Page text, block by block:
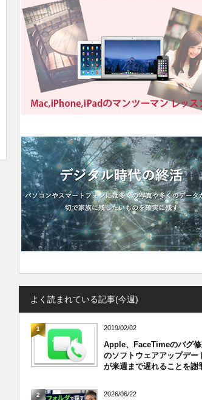
よく読まれている記事(今週)
1 2019/02/02
Apple、FaceTimeのバグ
のソフトウェアアップデー
が来週まで遅れることを謝
2 2026/06/22